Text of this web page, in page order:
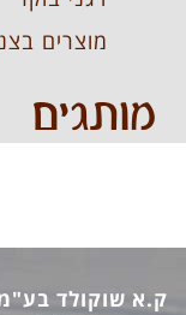
מוצרים
מותגים